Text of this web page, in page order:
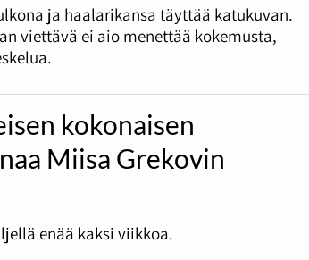
ja haalarikansa täyttää katukuvan.
viettävä ei aio menettää kokemusta,
kokonaisen
Miisa Grekovin
enää kaksi viikkoa.